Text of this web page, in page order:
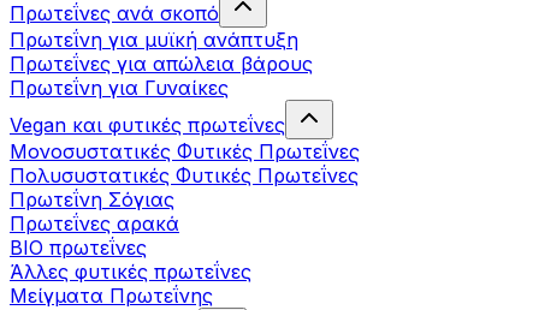
Πρωτεΐνες ανά σκοπό
Πρωτεΐνη για μυϊκή ανάπτυξη
Πρωτεΐνες για απώλεια βάρους
Πρωτεΐνη για Γυναίκες
Vegan και φυτικές πρωτεΐνες
Μονοσυστατικές Φυτικές Πρωτεΐνες
Πολυσυστατικές Φυτικές Πρωτεΐνες
Πρωτεΐνη Σόγιας
Πρωτεΐνες αρακά
ΒIO πρωτεΐνες
Άλλες φυτικές πρωτεΐνες
Μείγματα Πρωτεΐνης